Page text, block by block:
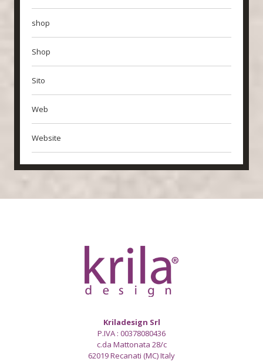
shop
Shop
Sito
Web
Website
Kriladesign Srl
P.IVA : 00378080436
c.da Mattonata 28/c
62019 Recanati (MC) Italy